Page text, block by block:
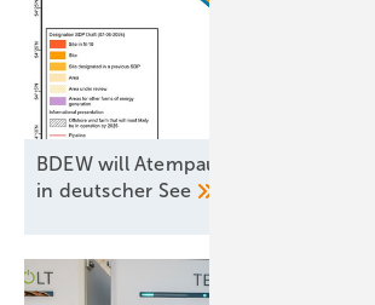
BDEW will Atempause für kriselnden
in deutscher See